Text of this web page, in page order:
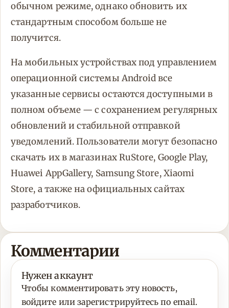
обычном режиме, однако обновить их
стандартным способом больше не
получится.
На мобильных устройствах под управлением
операционной системы Android все
указанные сервисы остаются доступными в
полном объеме — с сохранением регулярных
обновлений и стабильной отправкой
уведомлений. Пользователи могут безопасно
скачать их в магазинах RuStore, Google Play,
Huawei AppGallery, Samsung Store, Xiaomi
Store, а также на официальных сайтах
разработчиков.
Комментарии
Нужен аккаунт
Чтобы комментировать эту новость,
войдите или зарегистрируйтесь по email.